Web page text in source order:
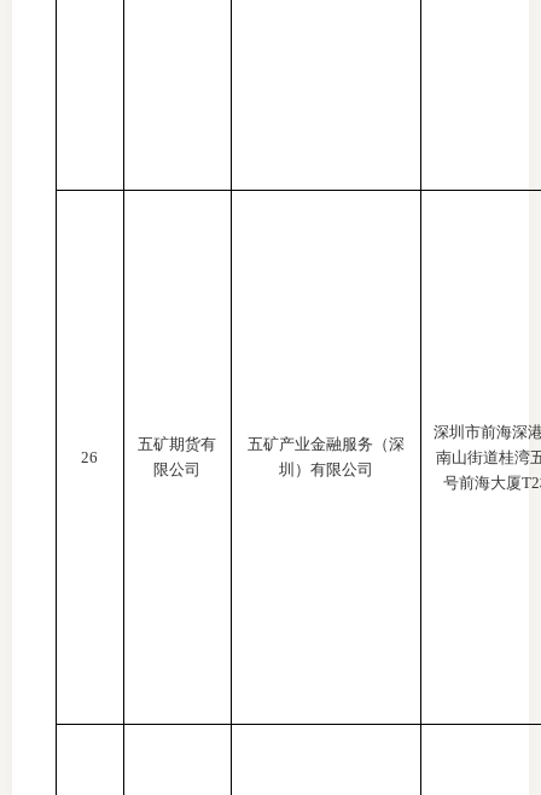
26
五矿期货有
限公司
五矿产业金融服务（深
圳）有限公司
深圳市前海深
南山街道桂湾
号前海大厦